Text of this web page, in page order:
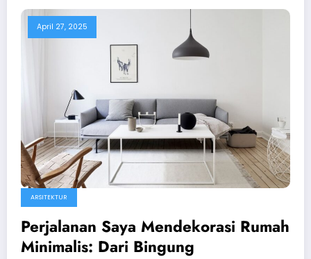
April 27, 2025
ARSITEKTUR
Perjalanan Saya Mendekorasi Rumah
Minimalis: Dari Bingung